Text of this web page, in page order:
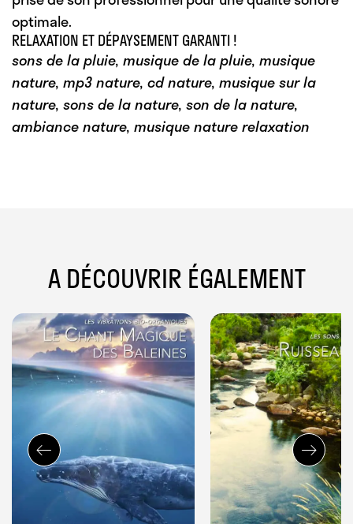
optimale.
RELAXATION ET DÉPAYSEMENT GARANTI !
sons de la pluie, musique de la pluie, musique
nature, mp3 nature, cd nature, musique sur la
nature, sons de la nature, son de la nature,
ambiance nature, musique nature relaxation
A DÉCOUVRIR ÉGALEMENT